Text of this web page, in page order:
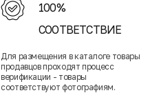
100%
СООТВЕТСТВИЕ
Для размещения в каталоге товары
продавцов проходят процесс
верификации - товары
соответствуют фотографиям.